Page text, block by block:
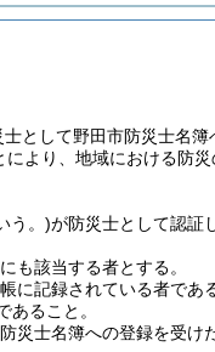
として野田市防災士名
により、地域における防
う。)が防災士として認証
も該当する者とする。
に記録されている者であ
あること。
士名簿への登録を受け